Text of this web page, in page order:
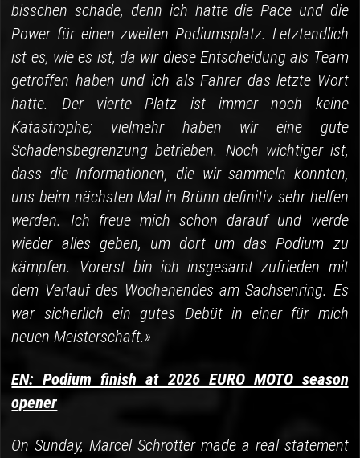
bisschen schade, denn ich hatte die Pace und die
Power für einen zweiten Podiumsplatz. Letztendlich
ist es, wie es ist, da wir diese Entscheidung als Team
getroffen haben und ich als Fahrer das letzte Wort
hatte. Der vierte Platz ist immer noch keine
Katastrophe; vielmehr haben wir eine gute
Schadensbegrenzung betrieben. Noch wichtiger ist,
dass die Informationen, die wir sammeln konnten,
uns beim nächsten Mal in Brünn definitiv sehr helfen
werden. Ich freue mich schon darauf und werde
wieder alles geben, um dort um das Podium zu
kämpfen. Vorerst bin ich insgesamt zufrieden mit
dem Verlauf des Wochenendes am Sachsenring. Es
war sicherlich ein gutes Debüt in einer für mich
neuen Meisterschaft.»
EN: Podium finish at 2026 EURO MOTO season
opener
On Sunday, Marcel Schrötter made a real statement